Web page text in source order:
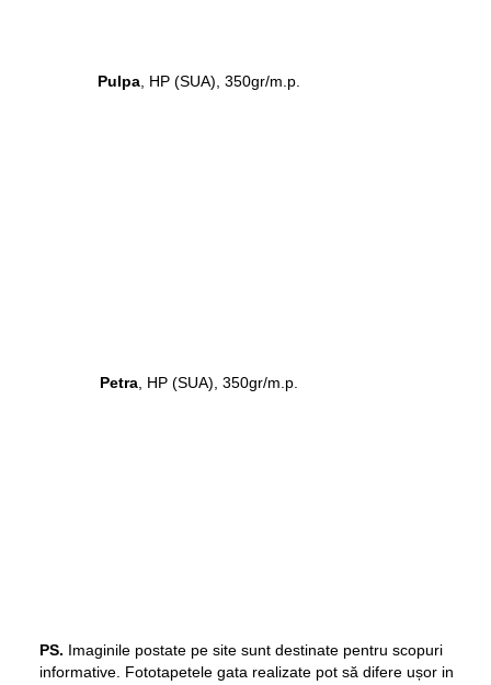
Pulpa, HP (SUA), 350gr/m.p.
Petra, HP (SUA), 350gr/m.p.
PS. Imaginile postate pe site sunt destinate pentru scopuri
informative. Fototapetele gata realizate pot să difere ușor in